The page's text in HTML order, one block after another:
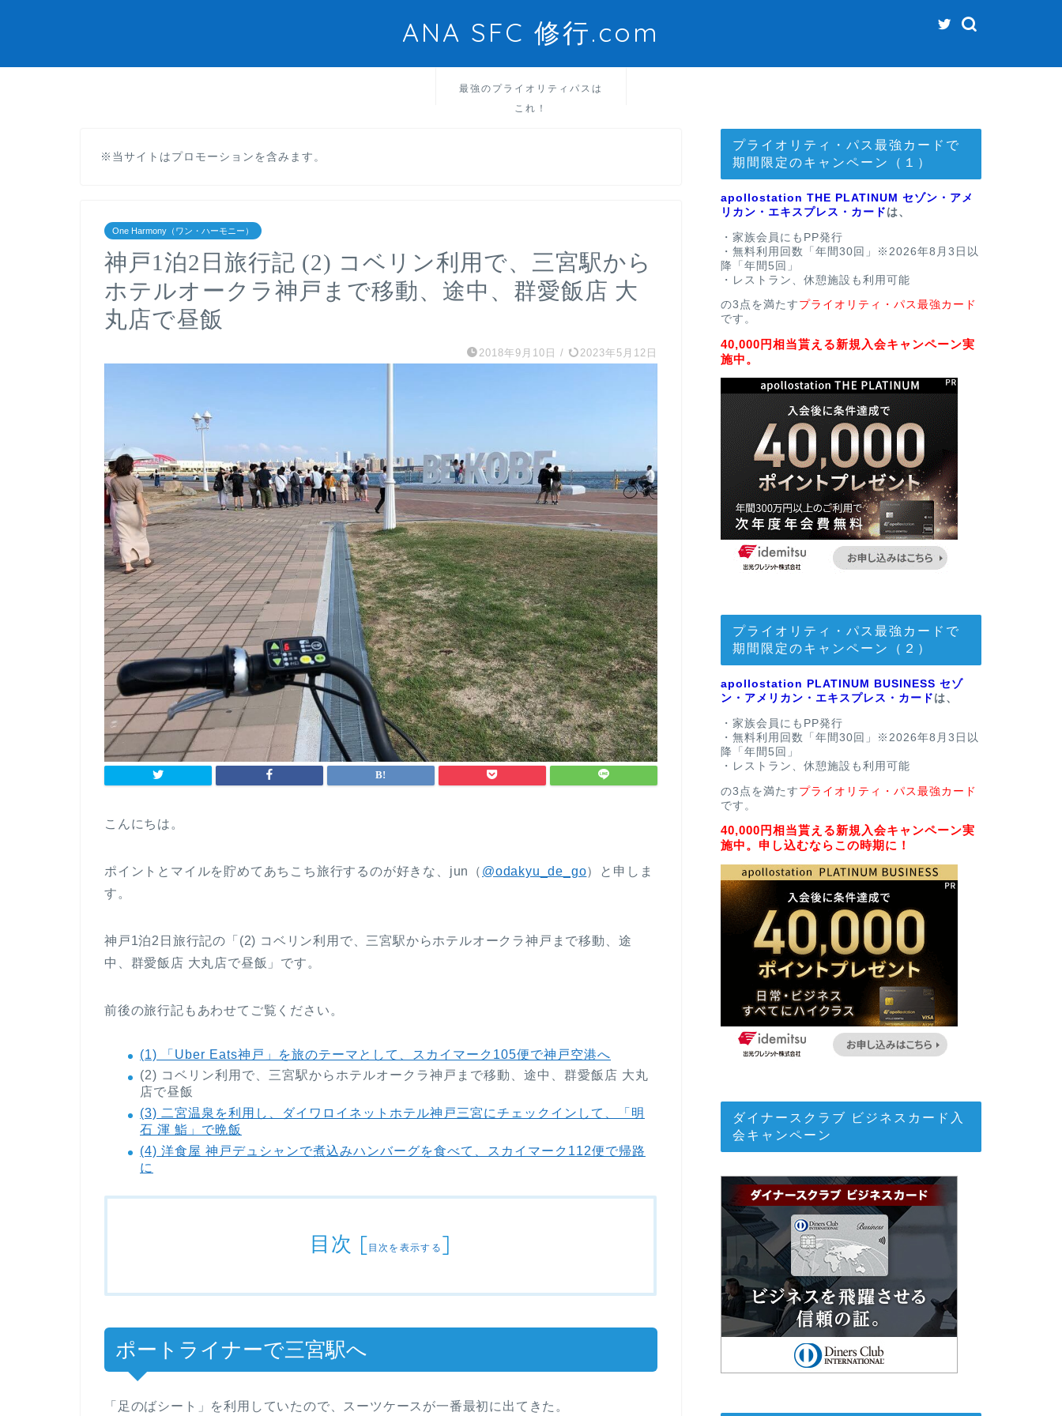
ANA SFC 修行.com
最強のプライオリティパスは
これ！
※当サイトはプロモーションを含みます。
One Harmony（ワン・ハーモニー）
神戸1泊2日旅行記 (2) コベリン利用で、三宮駅から
ホテルオークラ神戸まで移動、途中、群愛飯店 大
丸店で昼飯
2018年9月10日 / 2023年5月12日
こんにちは。
ポイントとマイルを貯めてあちこち旅行するのが好きな、jun（ @odakyu_de_go）と申しま
す。
神戸1泊2日旅行記の「(2) コベリン利用で、三宮駅からホテルオークラ神戸まで移動、途
中、群愛飯店 大丸店で昼飯」です。
前後の旅行記もあわせてご覧ください。
(1) 「Uber Eats神戸」を旅のテーマとして、スカイマーク105便で神戸空港へ
(2) コベリン利用で、三宮駅からホテルオークラ神戸まで移動、途中、群愛飯店 大丸
店で昼飯
(3) 二宮温泉を利用し、ダイワロイネットホテル神戸三宮にチェックインして、「明
石 渾 鮨」で晩飯
(4) 洋食屋 神戸デュシャンで煮込みハンバーグを食べて、スカイマーク112便で帰路
に
目次 [目次を表示する ]
ポートライナーで三宮駅へ
「足のばシート」を利用していたので、スーツケースが一番最初に出てきた。
プライオリティ・パス最強カードで
期間限定のキャンペーン（１）
apollostation THE PLATINUM セゾン・アメ
リカン・エキスプレス・カード は、
・家族会員にもPP発行
・無料利用回数「年間30回」※2026年8月3日以
降「年間5回」
・レストラン、休憩施設も利用可能
の3点を満たす プライオリティ・パス最強カード
です。
40,000円相当貰える新規入会キャンペーン実
施中。
プライオリティ・パス最強カードで
期間限定のキャンペーン（２）
apollostation PLATINUM BUSINESS セゾ
ン・アメリカン・エキスプレス・カード は、
・家族会員にもPP発行
・無料利用回数「年間30回」※2026年8月3日以
降「年間5回」
・レストラン、休憩施設も利用可能
の3点を満たす プライオリティ・パス最強カード
です。
40,000円相当貰える新規入会キャンペーン実
施中。申し込むならこの時期に！
ダイナースクラブ ビジネスカード入
会キャンペーン